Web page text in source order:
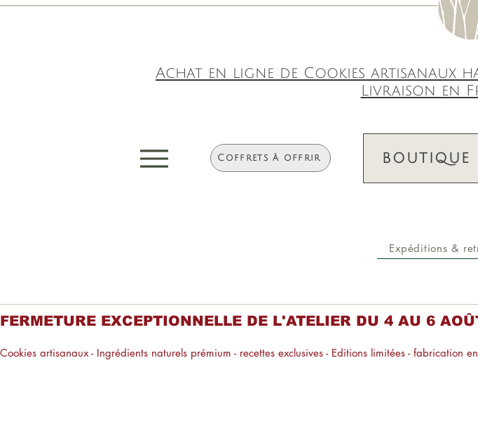
Achat en ligne de Cookies artisanaux
Livraison en
Coffrets à offrir BOUTIQUE
Expéditions &
FERMETURE EXCEPTIONNELLE DE L'ATELIER DU 4 AU 6
Cookies artisanaux - Ingrédients naturels prémium - recettes exclusives - Editions limitées - fabrication